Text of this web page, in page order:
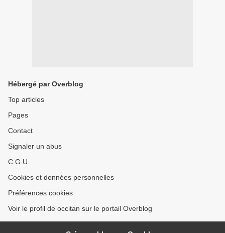
Hébergé par Overblog
Top articles
Pages
Contact
Signaler un abus
C.G.U.
Cookies et données personnelles
Préférences cookies
Voir le profil de occitan sur le portail Overblog